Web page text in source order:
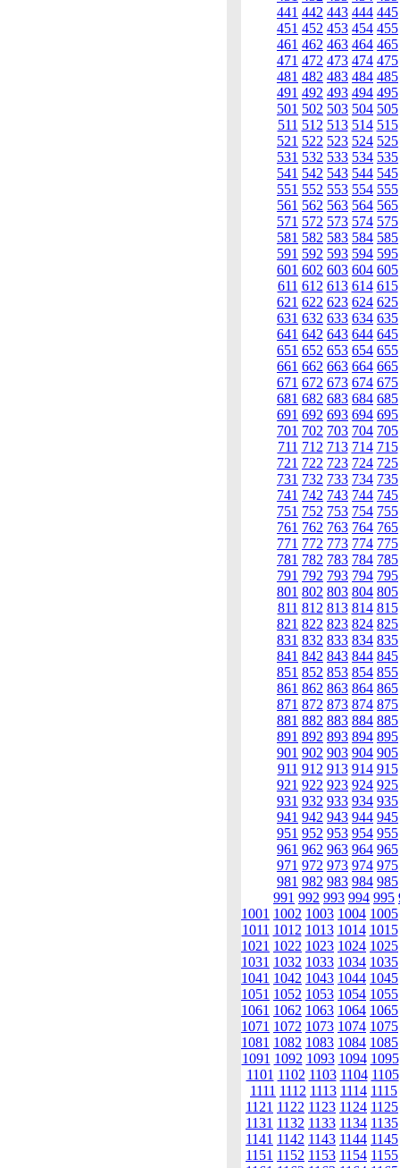
441 442 443 444 445
451 452 453 454 455
461 462 463 464 465
471 472 473 474 475
481 482 483 484 485
491 492 493 494 495
501 502 503 504 505
511 512 513 514 515
521 522 523 524 525
531 532 533 534 535
541 542 543 544 545
551 552 553 554 555
561 562 563 564 565
571 572 573 574 575
581 582 583 584 585
591 592 593 594 595
601 602 603 604 605
611 612 613 614 615
621 622 623 624 625
631 632 633 634 635
641 642 643 644 645
651 652 653 654 655
661 662 663 664 665
671 672 673 674 675
681 682 683 684 685
691 692 693 694 695
701 702 703 704 705
711 712 713 714 715
721 722 723 724 725
731 732 733 734 735
741 742 743 744 745
751 752 753 754 755
761 762 763 764 765
771 772 773 774 775
781 782 783 784 785
791 792 793 794 795
801 802 803 804 805
811 812 813 814 815
821 822 823 824 825
831 832 833 834 835
841 842 843 844 845
851 852 853 854 855
861 862 863 864 865
871 872 873 874 875
881 882 883 884 885
891 892 893 894 895
901 902 903 904 905
911 912 913 914 915
921 922 923 924 925
931 932 933 934 935
941 942 943 944 945
951 952 953 954 955
961 962 963 964 965
971 972 973 974 975
981 982 983 984 985
991 992 993 994 995
1001 1002 1003 1004 1005
1011 1012 1013 1014 1015
1021 1022 1023 1024 1025
1031 1032 1033 1034 1035
1041 1042 1043 1044 1045
1051 1052 1053 1054 1055
1061 1062 1063 1064 1065
1071 1072 1073 1074 1075
1081 1082 1083 1084 1085
1091 1092 1093 1094 1095
1101 1102 1103 1104 1105
1111 1112 1113 1114 1115
1121 1122 1123 1124 1125
1131 1132 1133 1134 1135
1141 1142 1143 1144 1145
1151 1152 1153 1154 1155